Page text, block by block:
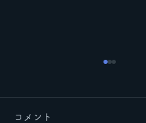
コメント